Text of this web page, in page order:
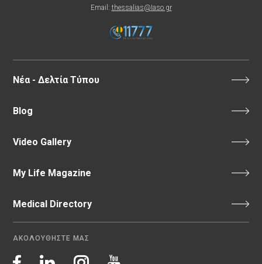
Email: thessalias@Iaso.gr
Νέα - Δελτία Τύπου
Blog
Video Gallery
My Life Magazine
Medical Directory
ΑΚΟΛΟΥΘΗΣΤΕ ΜΑΣ